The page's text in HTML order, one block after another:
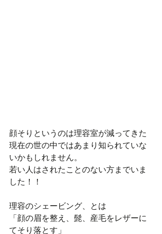
顔そりというのは理容室が減ってきた
現在の世の中ではあまり知られていな
いかもしれません。
若い人はされたことのない方までいま
した！！
理容のシェービング、とは
「顔の眉を整え、髭、産毛をレザーに
てそり落とす」